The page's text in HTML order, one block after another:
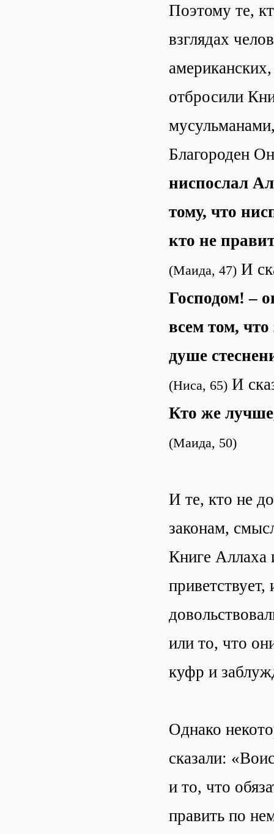
Поэтому те,
взглядах
отбросили
Благороден
ниспослал
тому, что
кто не
(Маида, 47) И
Господом! –
всем том,
душе
(Ниса, 65) И
Кто же
(Маида, 50)
И те, кто не
законам,
Книге Аллаха
или то, что
куфр и
Однако
сказали:
и то, что
править по